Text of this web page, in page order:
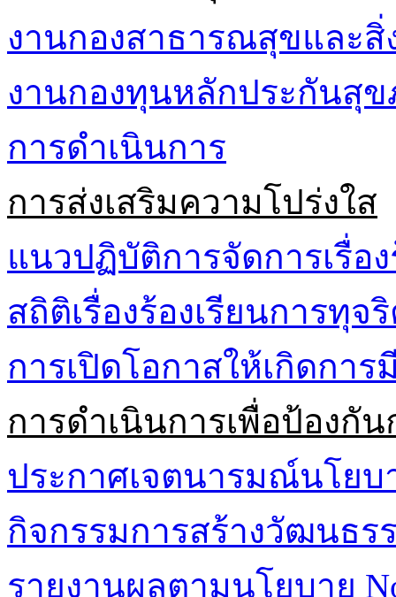
งานกองสาธารณสุขและสิ่
งานกองทุนหลักประกันสุ
การดำเนินการ
การส่งเสริมความโปร่งใส
แนวปฏิบัติการจัดการเรื่อ
สถิติเรื่องร้องเรียนการทุจ
การเปิดโอกาสให้เกิดกา
การดำเนินการเพื่อป้องกั
ประกาศเจตนารมณ์นโยบ
กิจกรรมการสร้างวัฒนธร
รายงานผลตามนโยบาย